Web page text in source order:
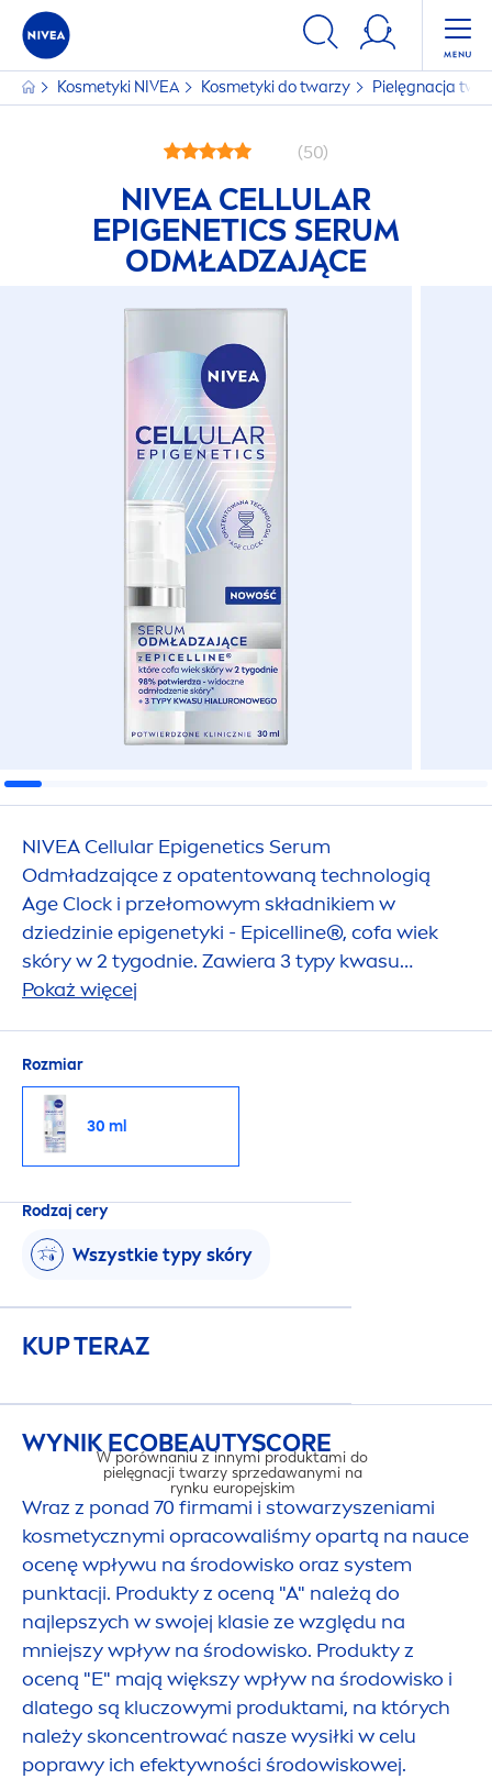
Kosmetyki NIVEA Kosmetyki do twarzy Pielęgnacja
(50)
NIVEA CELLULAR
EPIGENETICS SERUM
ODMŁADZAJĄCE
NIVEA Cellular Epigenetics Serum
Odmładzające z opatentowaną technologią
Age Clock i przełomowym składnikiem w
dziedzinie epigenetyki - Epicelline®, cofa wiek
skóry w 2 tygodnie. Zawiera 3 typy kwasu
hialuronowego i widocznie odmładza skórę.
Pokaż więcej
Rozmiar
30 ml
Rodzaj cery
Wszystkie typy skóry
KUP TERAZ
WYNIK ECOBEAUTYSCORE
WPŁYW NA
W porównaniu z innymi produktami do
pielęgnacji twarzy sprzedawanymi na
rynku europejskim
Wraz z ponad 70 firmami i stowarzyszeniami
kosmetycznymi opracowaliśmy opartą na nauce
ocenę wpływu na środowisko oraz system
punktacji. Produkty z oceną "A" należą do
najlepszych w swojej klasie ze względu na
mniejszy wpływ na środowisko. Produkty z
oceną "E" mają większy wpływ na środowisko i
dlatego są kluczowymi produktami, na których
należy skoncentrować nasze wysiłki w celu
poprawy ich efektywności środowiskowej.